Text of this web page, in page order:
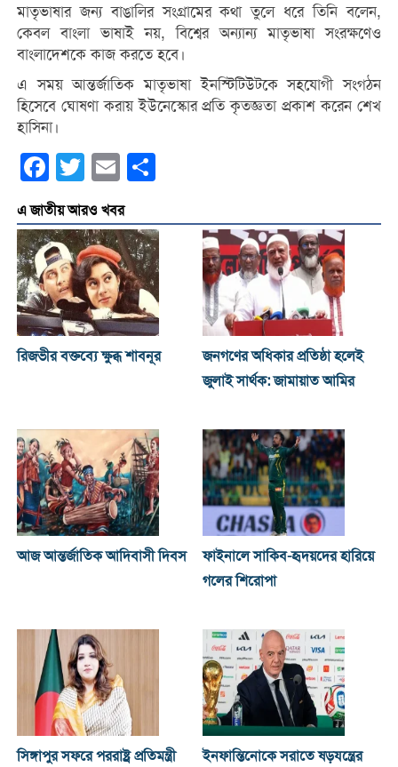
মাতৃভাষার জন্য বাঙালির সংগ্রামের কথা তুলে ধরে তিনি বলেন,
কেবল বাংলা ভাষাই নয়, বিশ্বের অন্যান্য মাতৃভাষা সংরক্ষণেও
বাংলাদেশকে কাজ করতে হবে।
এ সময় আন্তর্জাতিক মাতৃভাষা ইনস্টিটিউটকে সহযোগী সংগঠন
হিসেবে ঘোষণা করায় ইউনেস্কোর প্রতি কৃতজ্ঞতা প্রকাশ করেন শেখ
হাসিনা।
Facebook
Twitter Email
এ জাতীয় আরও খবর
রিজভীর বক্তব্যে ক্ষুব্ধ শাবনূর
জনগণের অধিকার প্রতিষ্ঠা হলেই
জুলাই সার্থক: জামায়াত আমির
আজ আন্তর্জাতিক আদিবাসী দিবস
ফাইনালে সাকিব-হৃদয়দের হারিয়ে
গলের শিরোপা
সিঙ্গাপুর সফরে পররাষ্ট্র প্রতিমন্ত্রী
ইনফান্তিনোকে সরাতে ষড়যন্ত্রের